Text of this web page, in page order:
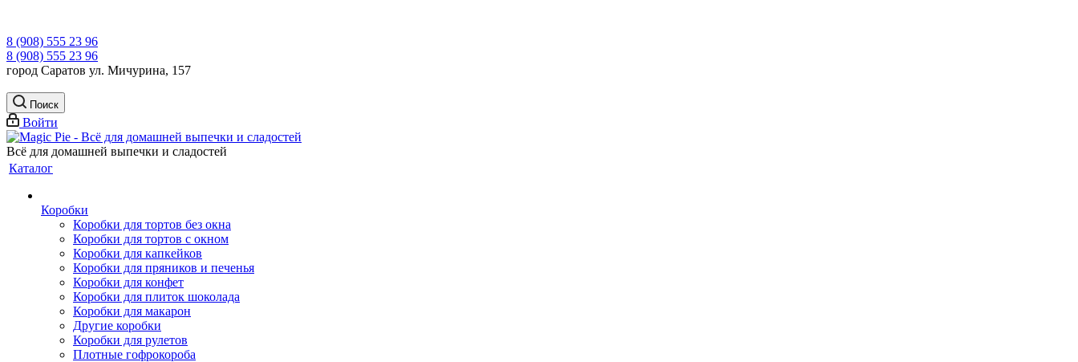
8 (908) 555 23 96
8 (908) 555 23 96
город Саратов ул. Мичурина, 157
Поиск
Войти
Всё для домашней выпечки и сладостей
Каталог
Коробки
Коробки для тортов без окна
Коробки для тортов с окном
Коробки для капкейков
Коробки для пряников и печенья
Коробки для конфет
Коробки для плиток шоколада
Коробки для макарон
Другие коробки
Коробки для рулетов
Плотные гофрокороба